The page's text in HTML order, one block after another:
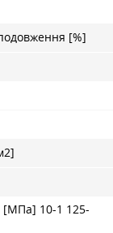
[%]
[МПа] 10-1 125-